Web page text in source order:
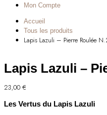
Mon Compte
Accueil
Tous les produits
Lapis Lazuli – Pierre Roulée
Lapis Lazuli –
23,00 €
Les Vertus du Lapis Lazuli